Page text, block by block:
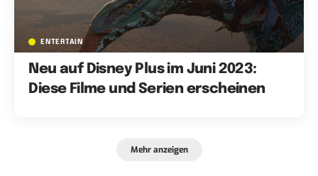
ENTERTAIN
Neu auf Disney Plus im Juni 2023:
Diese Filme und Serien erscheinen
Mehr anzeigen